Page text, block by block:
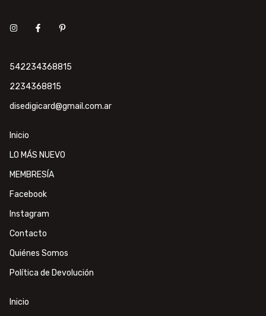
542234368815
2234368815
disedigicard@gmail.com.ar
Inicio
LO MÁS NUEVO
MEMBRESÍA
Facebook
Instagram
Contacto
Quiénes Somos
Política de Devolución
Inicio